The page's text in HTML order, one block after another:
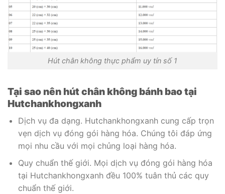
Hút chân không thực phẩm uy tín số 1
Tại sao nên hút chân không bánh bao tại
Hutchankhongxanh
Dịch vụ đa dạng. Hutchankhongxanh cung cấp trọn
vẹn dịch vụ đóng gói hàng hóa. Chúng tôi đáp ứng
mọi nhu cầu với mọi chủng loại hàng hóa.
Quy chuẩn thế giới. Mọi dịch vụ đóng gói hàng hóa
tại Hutchankhongxanh đều 100% tuân thủ các quy
chuẩn thế giới.